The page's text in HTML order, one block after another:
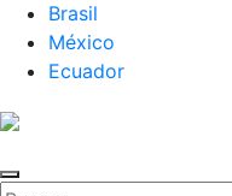
Brasil
México
Ecuador